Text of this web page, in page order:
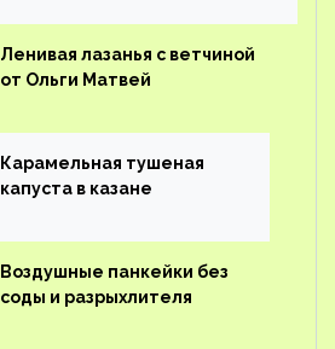
Ленивая лазанья с ветчиной
от Ольги Матвей
Карамельная тушеная
капуста в казане
Воздушные панкейки без
соды и разрыхлителя